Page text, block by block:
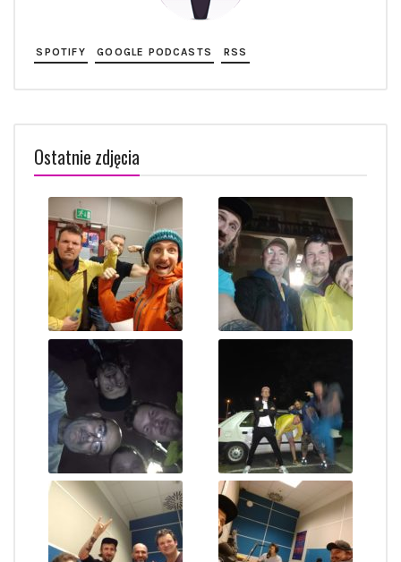
SPOTIFY GOOGLE PODCASTS RSS
Ostatnie zdjęcia